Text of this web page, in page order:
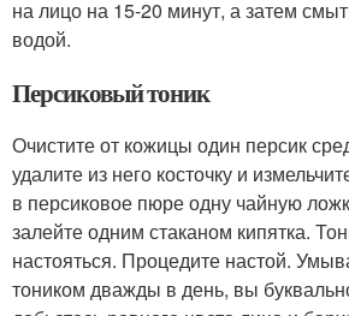
на лицо на 15-20 минут, а затем
водой.
Персиковый тоник
Очистите от кожицы один персик
удалите из него косточку и
в персиковое пюре одну чайную
залейте одним стаканом кипятка.
настояться. Процедите настой.
тоником дважды в день, вы